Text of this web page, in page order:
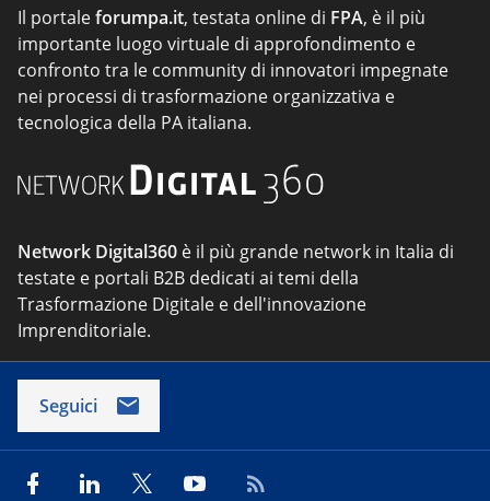
Il portaleforumpa.it, testata online di FPA, è il più
importante luogo virtuale di approfondimento e
confronto tra le community di innovatori impegnate
nei processi di trasformazione organizzativa e
tecnologica della PA italiana.
Network Digital360 è il più grande network in Italia di
testate e portali B2B dedicati ai temi della
Trasformazione Digitale e dell'innovazione
Imprenditoriale.
Seguici